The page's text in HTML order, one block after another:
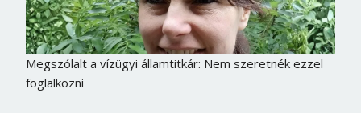
Megszólalt a vízügyi államtitkár: Nem szeretnék ezzel
foglalkozni